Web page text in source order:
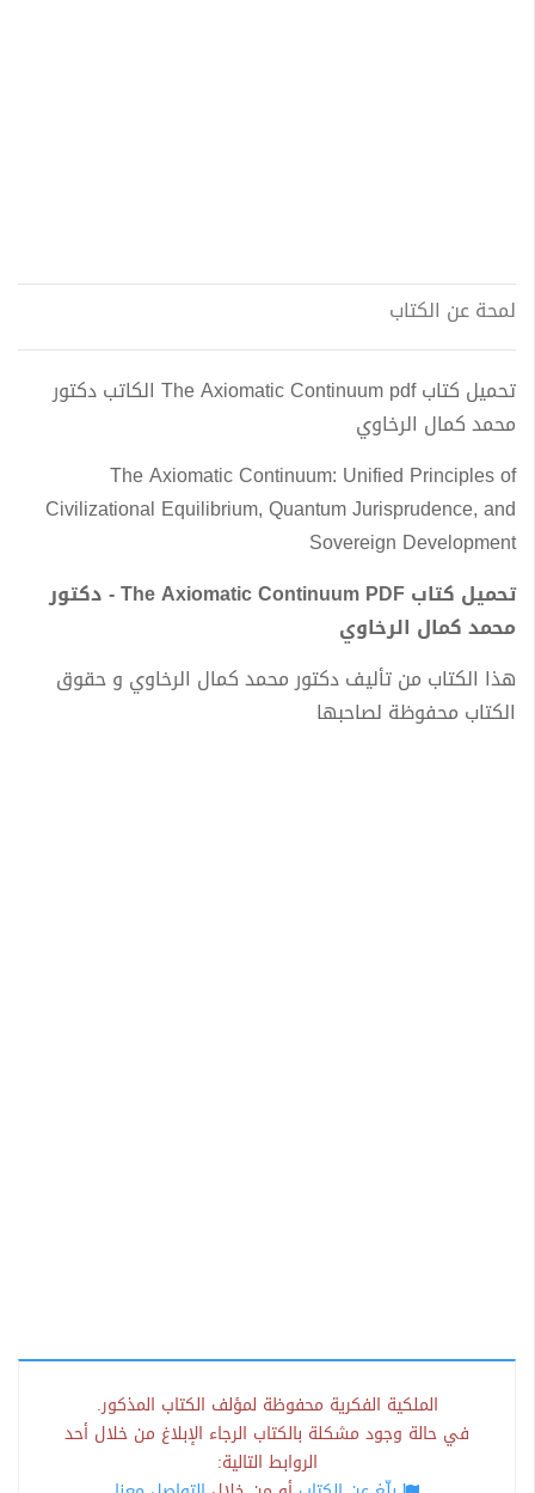
لمحة عن الكتاب
تحميل كتاب The Axiomatic Continuum pdf الكاتب دكتور
محمد كمال الرخاوي
The Axiomatic Continuum: Unified Principles of
Civilizational Equilibrium, Quantum Jurisprudence, and
Sovereign Development
تحميل كتاب The Axiomatic Continuum PDF - دكتور
محمد كمال الرخاوي
هذا الكتاب من تأليف دكتور محمد كمال الرخاوي و حقوق
الكتاب محفوظة لصاحبها
الملكية الفكرية محفوظة لمؤلف الكتاب المذكور.
في حالة وجود مشكلة بالكتاب الرجاء الإبلاغ من خلال أحد
الروابط التالية: